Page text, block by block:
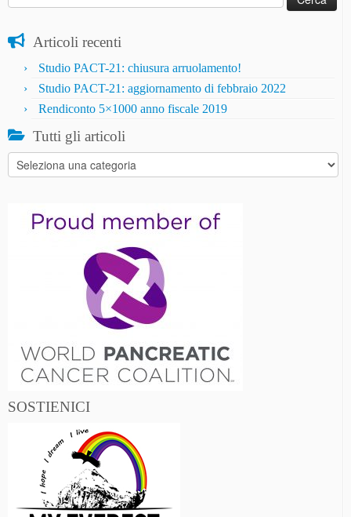
per:
Articoli recenti
Studio PACT-21: chiusura arruolamento!
Studio PACT-21: aggiornamento di febbraio 2022
Rendiconto 5×1000 anno fiscale 2019
Tutti gli articoli
Tutti
gli
SOSTIENICI